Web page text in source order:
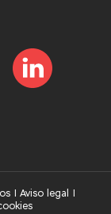
|Aviso legal |